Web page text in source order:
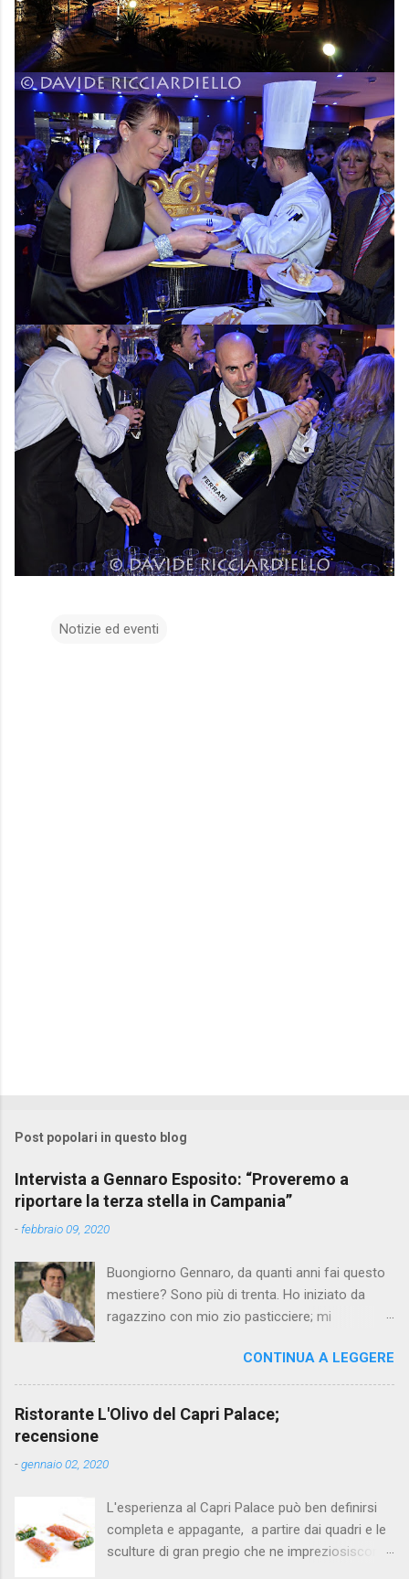
Notizie ed eventi
Post popolari in questo blog
Intervista a Gennaro Esposito: “Proveremo a
riportare la terza stella in Campania”
- febbraio 09, 2020
Buongiorno Gennaro, da quanti anni fai questo
mestiere? Sono più di trenta. Ho iniziato da
ragazzino con mio zio pasticciere; mi
creavano dei dolci così saporiti e apprezzati da
tutti. Perché hai scelto questo percorso?
All’epoca sceglievano tutti ragioneria per
puntare a un posto fisso, ma non mi sono mai
mettermi costantemente alla prova con le sfide
poco stimato, ma era esattamente quello che
cercavo, una vita non facile, per dimostrare il
mio valore senza alcun tipo di scorciatoia. Il
CONTINUA A LEGGERE
Ristorante L'Olivo del Capri Palace;
recensione
-gennaio 02, 2020
L'esperienza al Capri Palace può ben definirsi
completa e appagante, a partire dai quadri e le
sculture di gran pregio che ne impreziosiscono